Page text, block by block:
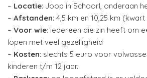
– Locatie: Joop in Schoorl, onderaan
– Afstanden: 4,5 km en 10,25 km
– Voor wie: iedereen die zin heeft om
lopen met veel gezelligheid
– Kosten: slechts 5 euro voor
kinderen t/m 12 jaar.